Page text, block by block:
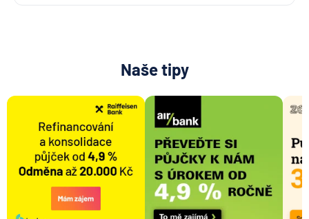
Naše tipy